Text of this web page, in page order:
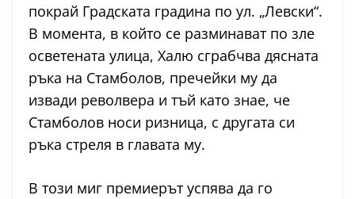
покрай Градската градина по ул. „Левски“.
В момента, в който се разминават по зле
осветената улица, Халю сграбчва дясната
ръка на Стамболов, пречейки му да
извади револвера и тъй като знае, че
Стамболов носи ризница, с другата си
ръка стреля в главата му.
В този миг премиерът успява да го